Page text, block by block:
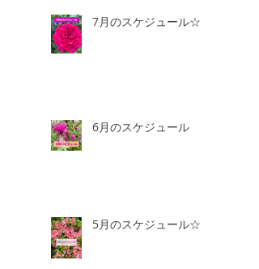
7月のスケジュール☆
6月のスケジュール
5月のスケジュール☆